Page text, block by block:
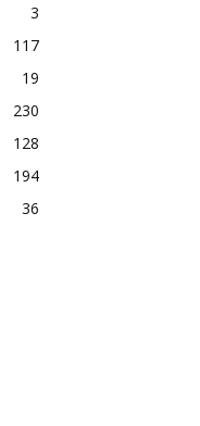
3
117
19
230
128
194
36